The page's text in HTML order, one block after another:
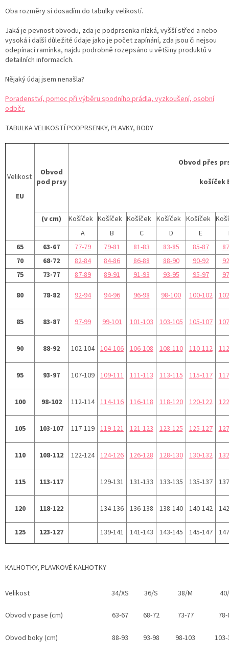
Oba rozměry si dosadím do tabulky velikostí.
Jaká je pevnost obvodu, zda je podprsenka nízká, vyšší střed a nebo
vysoká i další důležité údaje jako je počet zapínání, zda jsou či nejsou
odepínací ramínka, najdu podrobně rozepsáno u většiny produktů v
detailních informacích.
Nějaký údaj jsem nenašla?
Poradenství, pomoc při výběru spodního prádla, vyzkoušení, osobní
odběr.
TABULKA VELIKOSTÍ PODPRSENKY, PLAVKY, BODY
Velikost
EU
Obvod
pod prsy
Obvod přes
košíček
(v cm) Košíček Košíček Košíček Košíček Košíček
A
B C D E
65
63-67 77-79 79-81 81-83 83-85 85-87
70
68-72 82-84 84-86 86-88 88-90 90-92
75
73-77 87-89 89-91 91-93 93-95 95-97
80
78-82 92-94 94-96 96-98 98-100 100-102
85 83-87 97-99 99-101 101-103 103-105 105-107
90 88-92 102-104 104-106 106-108 108-110 110-112
95 93-97 107-109 109-111 111-113 113-115 115-117
100 98-102 112-114 114-116 116-118 118-120 120-122
105 103-107 117-119 119-121 121-123 123-125 125-127
110 108-112 122-124 124-126 126-128 128-130 130-132
115 113-117 129-131 131-133 133-135 135-137
120 118-122 134-136 136-138 138-140 140-142
125 123-127 139-141 141-143 143-145 145-147
KALHOTKY, PLAVKOVÉ KALHOTKY
Velikost 34/XS 36/S 38/M
Obvod v pase (cm) 63-67 68-72 73-77
Obvod boky (cm) 88-93 93-98 98-103